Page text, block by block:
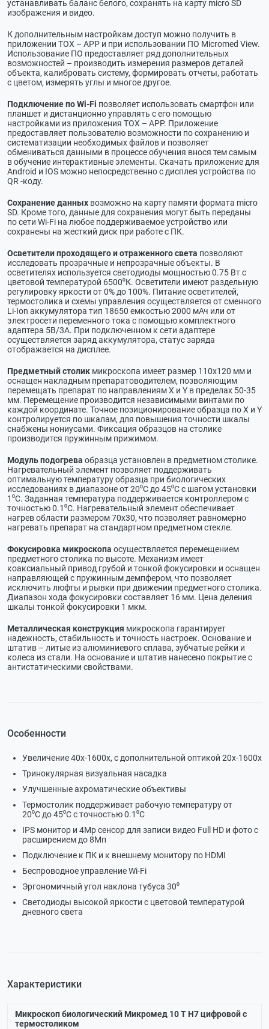
устанавливать баланс белого, сохранять на карту micro SD
изображения и видео.
К дополнительным настройкам доступ можно получить в
приложении TOX – APP и при использовании ПО Micromed View.
Использование ПО предоставляет ряд дополнительных
возможностей – производить измерения размеров деталей
объекта, калибровать систему, формировать отчеты, работать
с цветом, измерять углы и многое другое.
Подключение по Wi-Fi позволяет использовать смартфон или
планшет и дистанционно управлять с его помощью
настройками из приложения TOX – APP. Приложение
предоставляет пользователю возможности по сохранению и
систематизации необходимых файлов и позволяет
обмениваться данными в процессе обучения внося тем самым
в обучение интерактивные элементы. Скачать приложение для
Android и IOS можно непосредственно с дисплея устройства по
QR -коду.
Сохранение данных возможно на карту памяти формата micro
SD. Кроме того, данные для сохранения могут быть переданы
по сети Wi-Fi на любое поддерживаемое устройство или
сохранены на жесткий диск при работе с ПК.
Осветители проходящего и отраженного света позволяют
исследовать прозрачные и непрозрачные объекты. В
осветителях используется светодиоды мощностью 0.75 Вт с
цветовой температурой 6500⁰К. Осветители имеют раздельную
регулировку яркости от 0% до 100%. Питание осветителей,
термостолика и схемы управления осуществляется от сменного
Li-Ion аккумулятора тип 18650 емкостью 2000 мАч или от
электросети переменного тока с помощью комплектного
адаптера 5В/3А. При подключенном к сети адаптере
осуществляется заряд аккумулятора, статус заряда
отображается на дисплее.
Предметный столик микроскопа имеет размер 110х120 мм и
оснащен накладным препаратоводителем, позволяющим
перемещать препарат по направлениям X и Y в пределах 50-35
мм. Перемещение производится независимыми винтами по
каждой координате. Точное позиционирование образца по X и Y
контролируется по шкалам, для повышения точности шкалы
снабжены нониусами. Фиксация образцов на столике
производится пружинным прижимом.
Модуль подогрева образца установлен в предметном столике.
Нагревательный элемент позволяет поддерживать
оптимальную температуру образца при биологических
исследованиях в диапазоне от 20⁰С до 45⁰С с шагом установки
1⁰С. Заданная температура поддерживается контроллером с
точностью 0.1⁰С. Нагревательный элемент обеспечивает
нагрев области размером 70х30, что позволяет равномерно
нагревать препарат на стандартном предметном стекле.
Фокусировка микроскопа осуществляется перемещением
предметного столика по высоте. Механизм имеет
коаксиальный привод грубой и тонкой фокусировки и оснащен
направляющей с пружинным демпфером, что позволяет
исключить люфты и рывки при движении предметного столика.
Диапазон хода фокусировки составляет 16 мм. Цена деления
шкалы тонкой фокусировки 1 мкм.
Металлическая конструкция микроскопа гарантирует
надежность, стабильность и точность настроек. Основание и
штатив – литые из алюминиевого сплава, зубчатые рейки и
колеса из стали. На основание и штатив нанесено покрытие с
антистатическими свойствами.
Особенности
Увеличение 40х-1600х, с дополнительной оптикой 20х-1600х
Тринокулярная визуальная насадка
Улучшенные ахроматические объективы
Термостолик поддерживает рабочую температуру от
20⁰С до 45⁰С с точностью 0.1⁰С
IPS монитор и 4Мр сенсор для записи видео Full HD и фото с
расширением до 8Мп
Подключение к ПК и к внешнему монитору по HDMI
Беспроводное управление Wi-Fi
Эргономичный угол наклона тубуса 30⁰
Светодиоды высокой яркости с цветовой температурой
дневного света
Характеристики
Микроскоп биологический Микромед 10 Т Н7 цифровой c
термостоликом